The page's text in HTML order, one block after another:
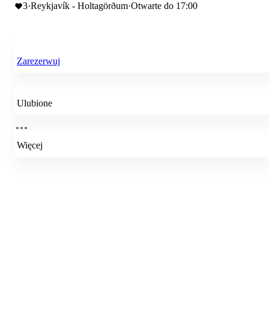
3·Reykjavík - Holtagörðum·Otwarte do 17:00
Zarezerwuj
Ulubione
Więcej